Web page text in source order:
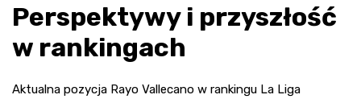
Perspektywy i przyszłość
w rankingach
Aktualna pozycja Rayo Vallecano w rankingu La Liga